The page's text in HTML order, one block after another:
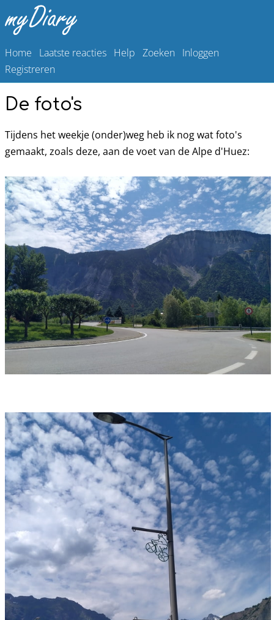
Home Laatste reacties Help Zoeken Inloggen
Registreren
De foto's
Tijdens het weekje (onder)weg heb ik nog wat foto's
gemaakt, zoals deze, aan de voet van de Alpe d'Huez: